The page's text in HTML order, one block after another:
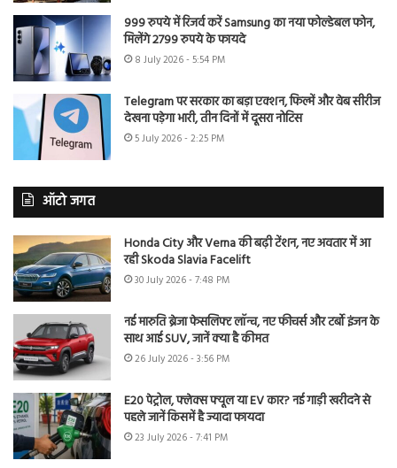
999 रुपये में रिजर्व करें Samsung का नया फोल्डेबल फोन,
मिलेंगे 2799 रुपये के फायदे
8 July 2026 - 5:54 PM
Telegram पर सरकार का बड़ा एक्शन, फिल्में और वेब सीरीज
देखना पड़ेगा भारी, तीन दिनों में दूसरा नोटिस
5 July 2026 - 2:25 PM
ऑटो जगत
Honda City और Verna की बढ़ी टेंशन, नए अवतार में आ
रही Skoda Slavia Facelift
30 July 2026 - 7:48 PM
नई मारुति ब्रेजा फेसलिफ्ट लॉन्च, नए फीचर्स और टर्बो इंजन के
साथ आई SUV, जानें क्या है कीमत
26 July 2026 - 3:56 PM
E20 पेट्रोल, फ्लेक्स फ्यूल या EV कार? नई गाड़ी खरीदने से
पहले जानें किसमें है ज्यादा फायदा
23 July 2026 - 7:41 PM